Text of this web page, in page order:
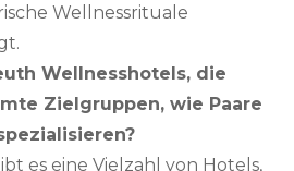
Wellnessrituale
Wellnesshotels, die
Zielgruppen, wie Paare
es eine Vielzahl von Hotels,